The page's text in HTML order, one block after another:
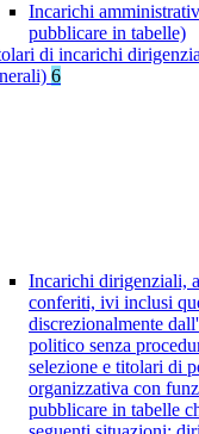
Incarichi
pubblicare in tabelle)
di incarichi
6
Incarichi dirigenziali,
conferiti, ivi inclusi
discrezionalmente
politico senza
selezione e titolari di
organizzativa con
pubblicare in tabelle